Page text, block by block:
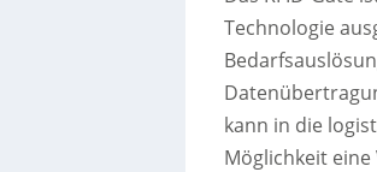
Technologie
kann in die
Möglichkeit eine